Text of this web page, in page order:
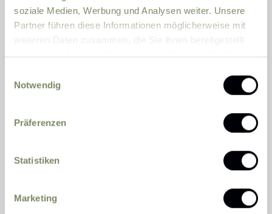
soziale Medien, Werbung und Analysen weiter. Unsere
Partner führen diese Informationen möglicherweise mit
weiteren Daten zusammen, die Sie ihnen bereitgestellt
haben oder die sie im Rahmen Ihrer Nutzung der Dienste
Notwendig
Präferenzen
Statistiken
Marketing
PLZ Ort
Land
Zusätzliche Angaben, Fragen oder Wünsche